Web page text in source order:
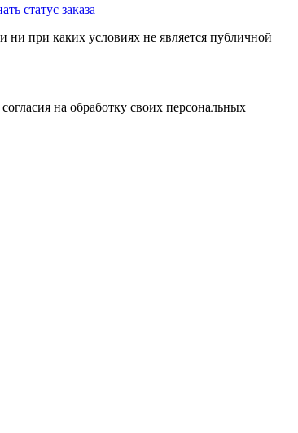
статус заказа
при каких условиях не является публичной
на обработку своих персональных